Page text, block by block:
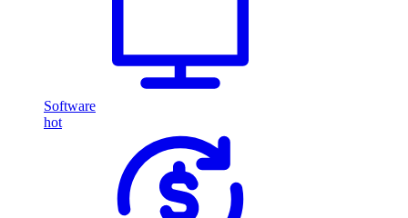
Software
hot